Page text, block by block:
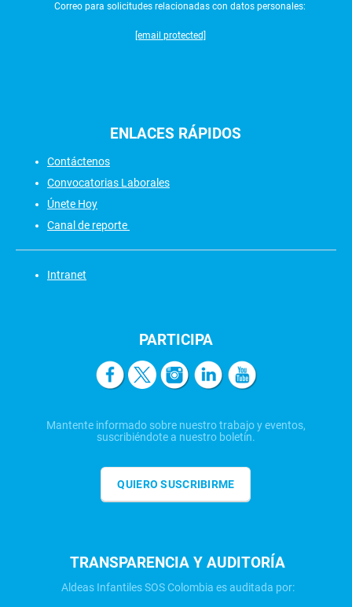
Correo para solicitudes relacionadas con datos personales:
[email protected]
ENLACES RÁPIDOS
Contáctenos
Convocatorias Laborales
Únete Hoy
Canal de reporte
Intranet
PARTICIPA
Mantente informado sobre nuestro trabajo y eventos,
suscribiéndote a nuestro boletín.
QUIERO SUSCRIBIRME
TRANSPARENCIA Y AUDITORÍA
Aldeas Infantiles SOS Colombia es auditada por: